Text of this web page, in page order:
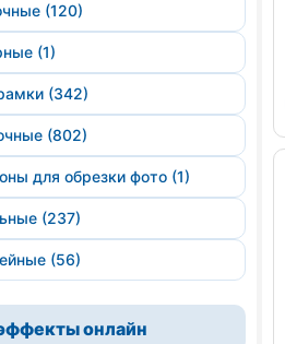
(120)
(1)
(342)
(802)
для обрезки фото (1)
(237)
(56)
онлайн